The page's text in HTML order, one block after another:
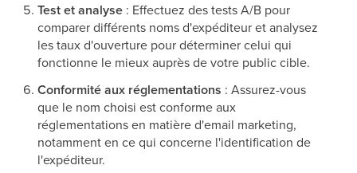
Test et analyse : Effectuez des tests A/B pour
comparer différents noms d'expéditeur et analysez
les taux d'ouverture pour déterminer celui qui
fonctionne le mieux auprès de votre public cible.
Conformité aux réglementations : Assurez-vous
que le nom choisi est conforme aux
réglementations en matière d'email marketing,
notamment en ce qui concerne l'identification de
l'expéditeur.